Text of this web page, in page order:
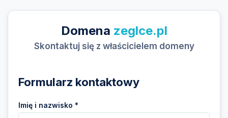
Domena zeglce.pl
Skontaktuj się z właścicielem domeny
Formularz kontaktowy
Imię i nazwisko *